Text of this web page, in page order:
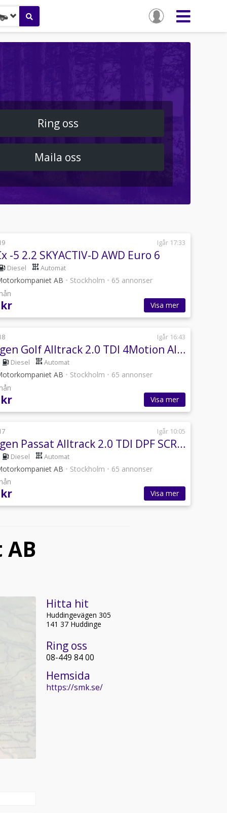
Ring oss
Maila oss
Igår 17:33
-5 2.2 SKYACTIV-D AWD Euro 6
Diesel Automat
AB • Stockholm • 65 annonser
kr Visa mer
Igår 16:43
Volkswagen Golf Alltrack 2.0 TDI 4Motion Alltrack Massage Adaptiv Värmare Drag
Diesel Automat
AB • Stockholm • 65 annonser
kr Visa mer
Igår 10:05
Volkswagen Passat Alltrack 2.0 TDI DPF SCR BMT 4Motion Alltrack Euro 6
Diesel Automat
AB • Stockholm • 65 annonser
kr Visa mer
Hitta hit
Huddingevägen 305
141 37 Huddinge
Ring oss
08-449 84 00
Hemsida
https://smk.se/